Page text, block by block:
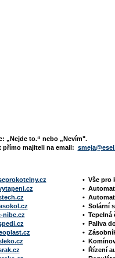
„Nejde to.“ nebo „Nevím".
přímo majiteli na email:
nibe.cz
• Vše pro
•
•
• Solární
• Tepelná
• Paliva
•
•
• Řízení